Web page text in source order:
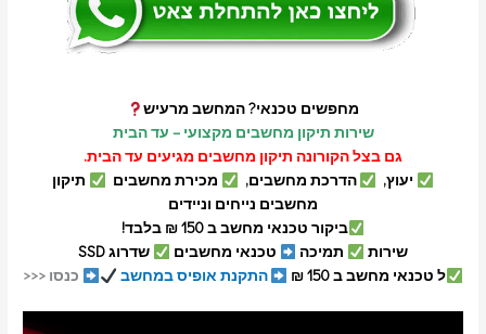
מחפשים טכנאי? המחשב מרעיש
שירות תיקון מחשבים מקצועי – עד הבית
גם בצל הקורונה תיקון מחשבים מגיעים עד הבית.
יעוץ,
הדרכת מחשבים, מכירת מחשבים
תיקון
מחשבים נייחים וניידים
ביקור טכנאי מחשב ב 150 ₪ בלבד!
שירות
תמיכה טכנאי מחשבים
שדרוג SSD
ל טכנאי מחשב ב 150 ₪
התקנת אופיס במחשב כנסו <<<